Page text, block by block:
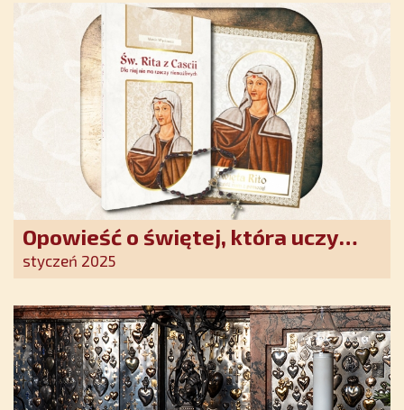
Opowieść o świętej, która uczy
szczerego oddania się Bogu.
nadziei w XXI wieku
styczeń 2025